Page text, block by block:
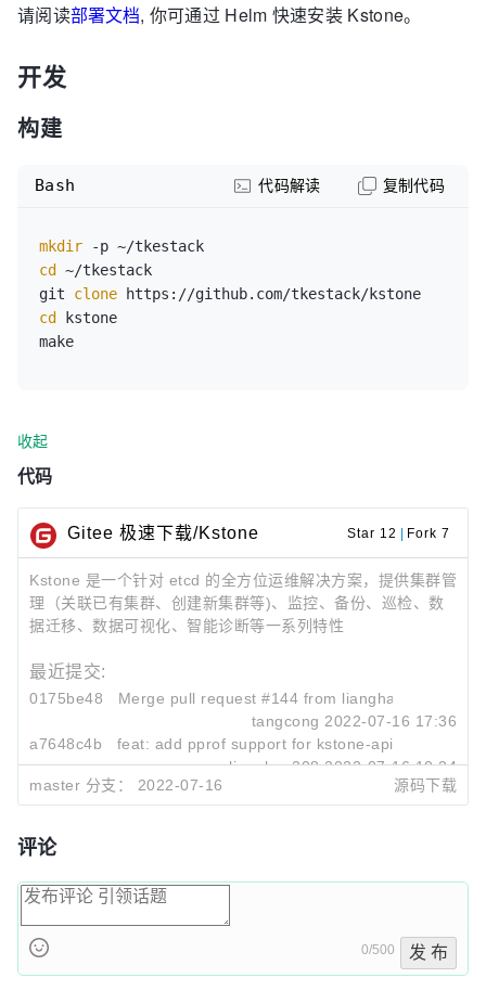
请阅读部署文档, 你可通过 Helm 快速安装 Kstone。
开发
构建
mkdir
cd
~/tkestack
git clone
cd
kstone
make
Bash 代码解读 复制代码
收起
代码
Gitee 极速下载/Kstone Star 12 | Fork 7
Kstone 是一个针对 etcd 的全方位运维解决方案，提供集群管
理（关联已有集群、创建新集群等)、监控、备份、巡检、数
据迁移、数据可视化、智能诊断等一系列特性
最近提交:
0175be48
Merge pull request #144 from lianghao208/pprof
tangcong 2022-07-16 17:36
a7648c4b
feat: add pprof support for kstone-api and
lianghao208 2022-07-16 10:24
fb8107ec
Merge pull request #137 from tangcong/changelog
master 分支： 2022-07-16 源码下载
评论
0/500 发 布